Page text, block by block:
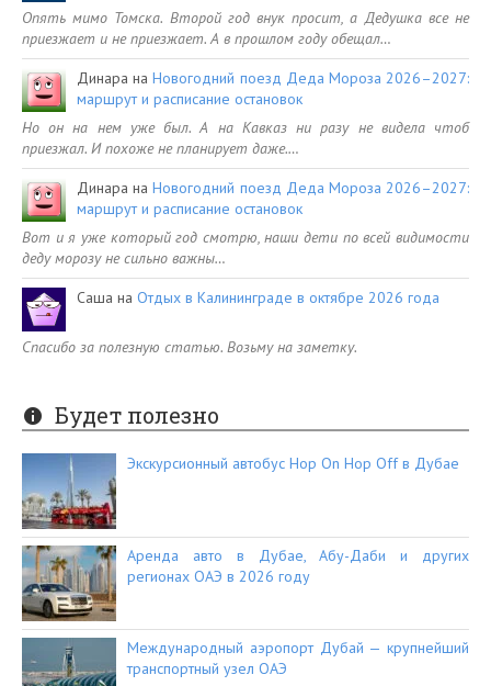
Опять мимо Томска. Второй год внук просит, а Дедушка все не
приезжает и не приезжает. А в прошлом году обещал…
Динара наНовогодний поезд Деда Мороза 2026–2027:
маршрут и расписание остановок
Но он на нем уже был. А на Кавказ ни разу не видела чтоб
приезжал. И похоже не планирует даже.…
Динара наНовогодний поезд Деда Мороза 2026–2027:
маршрут и расписание остановок
Вот и я уже который год смотрю, наши дети по всей видимости
деду морозу не сильно важны…
Саша на Отдых в Калининграде в октябре 2026 года
Спасибо за полезную статью. Возьму на заметку.
Будет полезно
Экскурсионный автобус Hop On Hop Off в Дубае
Аренда авто в Дубае, Абу-Даби и других
регионах ОАЭ в 2026 году
Международный аэропорт Дубай — крупнейший
транспортный узел ОАЭ